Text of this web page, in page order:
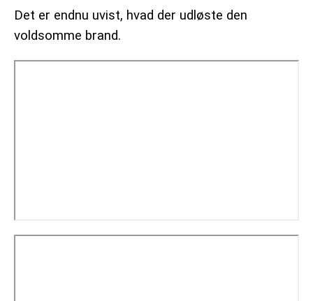
Det er endnu uvist, hvad der udløste den
voldsomme brand.